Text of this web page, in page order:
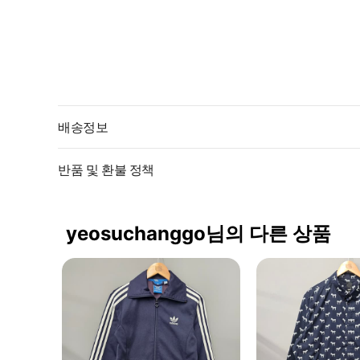
배송정보
반품 및 환불 정책
yeosuchanggo님의 다른 상품